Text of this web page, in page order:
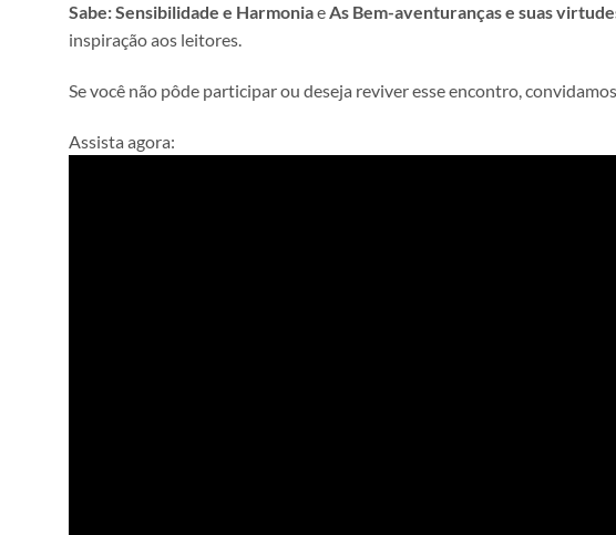
Sabe: Sensibilidade e HarmoniaeAs Bem-aventuranças e suas
inspiração aos leitores.
Se você não pôde participar ou deseja reviver esse encontro,
Assista agora: